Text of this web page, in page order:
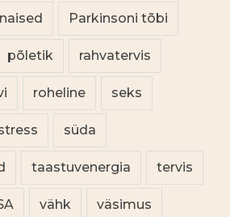
naised Parkinsoni tõbi
põletik rahvatervis
roheline seks
süda
taastuvenergia tervis
vähk väsimus